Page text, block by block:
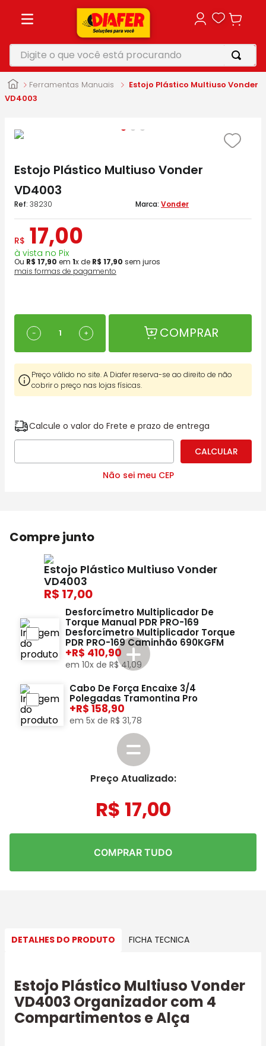
Digite o que você está procurando
Ferramentas Manuais
Estojo Plástico Multiuso Vonder
VD4003
Estojo Plástico Multiuso Vonder
VD4003
: 38230 Vonder
R$ 17,00
à vista no Pix
Ou R$ 17,90 em 1x de R$ 17,90 sem juros
mais formas de pagamento
＋
－ COMPRAR
Preço válido no site. A Diafer reserva-se ao direito de não
cobrir o preço nas lojas físicas.
Calcule o valor do Frete e prazo de entrega
Não sei meu CEP
Compre junto
Estojo Plástico Multiuso Vonder
VD4003
17,00
Desforcímetro Multiplicador De
Torque Manual PDR PRO-169
Desforcímetro Multiplicador Torque
PDR PRO-169 Caminhão 690KGFM
+ 410,90
em 10x de R$ 41,09
Cabo De Força Encaixe 3/4
Polegadas Tramontina Pro
+ 158,90
em 5x de R$ 31,78
Preço Atualizado:
R$ 17,00
COMPRAR TUDO
DETALHES DO PRODUTO FICHA TECNICA
Estojo Plástico Multiuso Vonder
VD4003 Organizador com 4
Compartimentos e Alça